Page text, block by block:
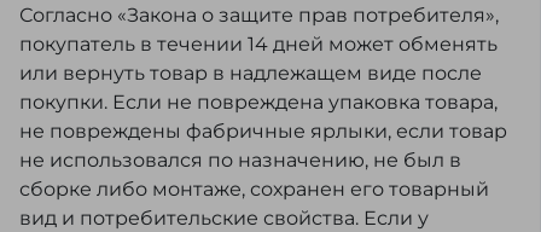
Согласно «Закона о защите прав потребителя»,
покупатель в течении 14 дней может обменять
или вернуть товар в надлежащем виде после
покупки. Если не повреждена упаковка товара,
не повреждены фабричные ярлыки, если товар
не использовался по назначению, не был в
сборке либо монтаже, сохранен его товарный
вид и потребительские свойства. Если у